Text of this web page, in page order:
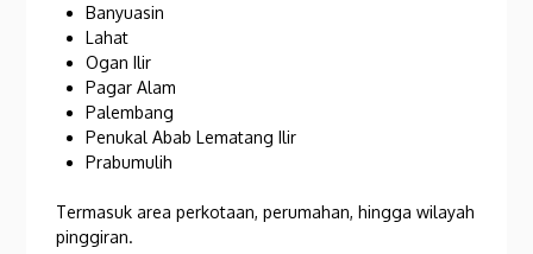
Banyuasin
Lahat
Ogan Ilir
Pagar Alam
Palembang
Penukal Abab Lematang Ilir
Prabumulih
Termasuk area perkotaan, perumahan, hingga wilayah
pinggiran.